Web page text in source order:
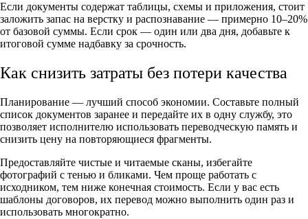
Если документы содержат таблицы, схемы и приложения, стоит
заложить запас на верстку и распознавание — примерно 10–20%
от базовой суммы. Если срок — один или два дня, добавьте к
итоговой сумме надбавку за срочность.
Как снизить затраты без потери качества
Планирование — лучший способ экономии. Составьте полный
список документов заранее и передайте их в одну службу, это
позволяет исполнителю использовать переводческую память и
снизить цену на повторяющиеся фрагменты.
Предоставляйте чистые и читаемые сканы, избегайте
фотографий с тенью и бликами. Чем проще работать с
исходником, тем ниже конечная стоимость. Если у вас есть
шаблоны договоров, их перевод можно выполнить один раз и
использовать многократно.